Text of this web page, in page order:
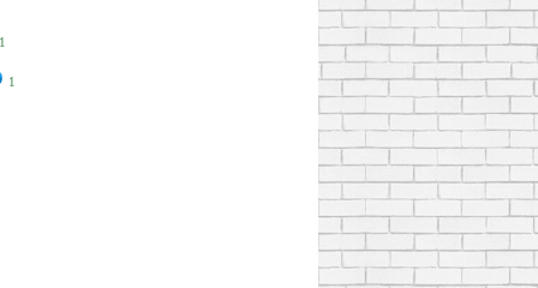
1
1